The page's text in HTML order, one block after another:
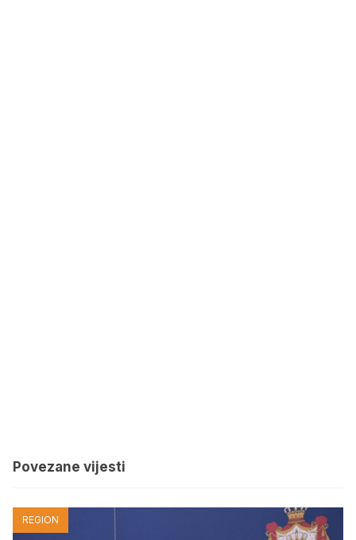
Povezane vijesti
REGION